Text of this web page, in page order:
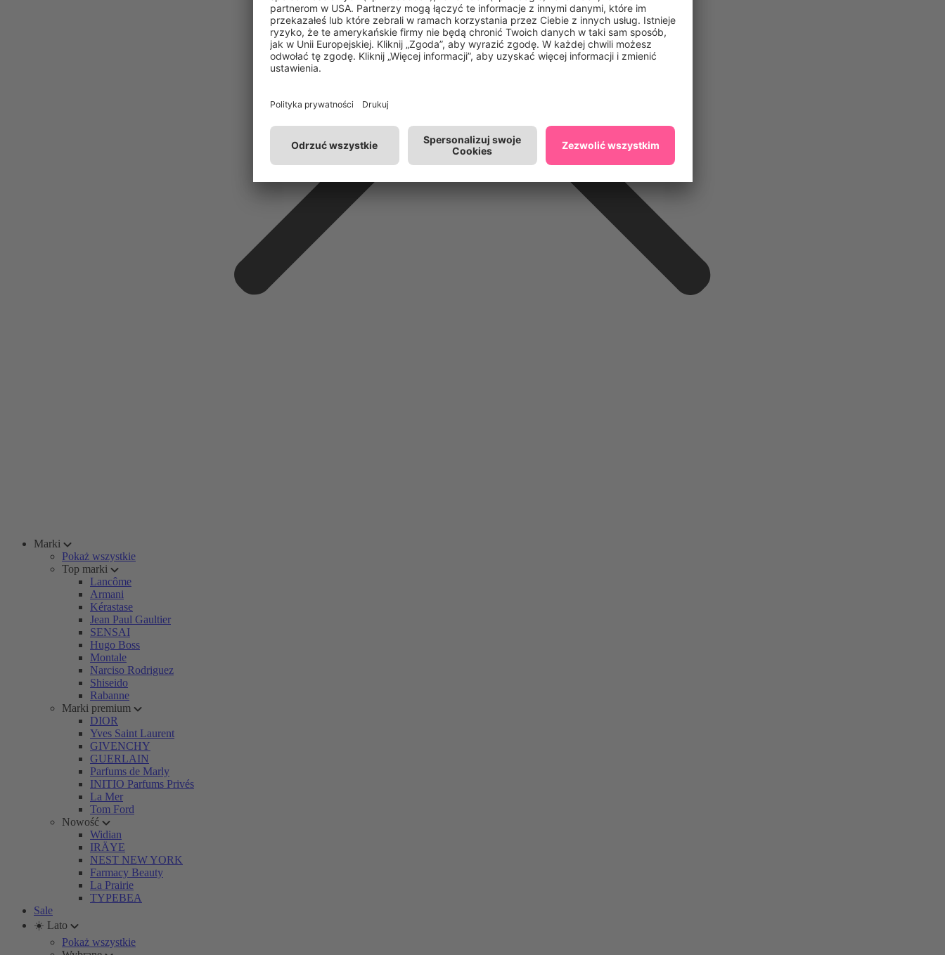
Marki
Pokaż wszystkie
Top marki
Lancôme
Armani
Kérastase
Jean Paul Gaultier
SENSAI
Hugo Boss
Montale
Narciso Rodriguez
Shiseido
Rabanne
Marki premium
DIOR
Yves Saint Laurent
GIVENCHY
GUERLAIN
Parfums de Marly
INITIO Parfums Privés
La Mer
Tom Ford
Nowość
Widian
IRÄYE
NEST NEW YORK
Farmacy Beauty
La Prairie
TYPEBEA
Sale
☀️ Lato
Pokaż wszystkie